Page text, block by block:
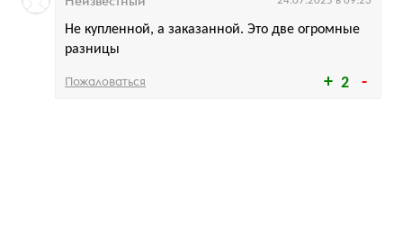
2
Не купленной, а заказанной. Это две огромные
разницы
Пожаловаться